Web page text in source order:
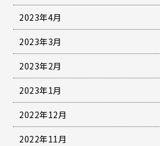
2023年4月
2023年3月
2023年2月
2023年1月
2022年12月
2022年11月